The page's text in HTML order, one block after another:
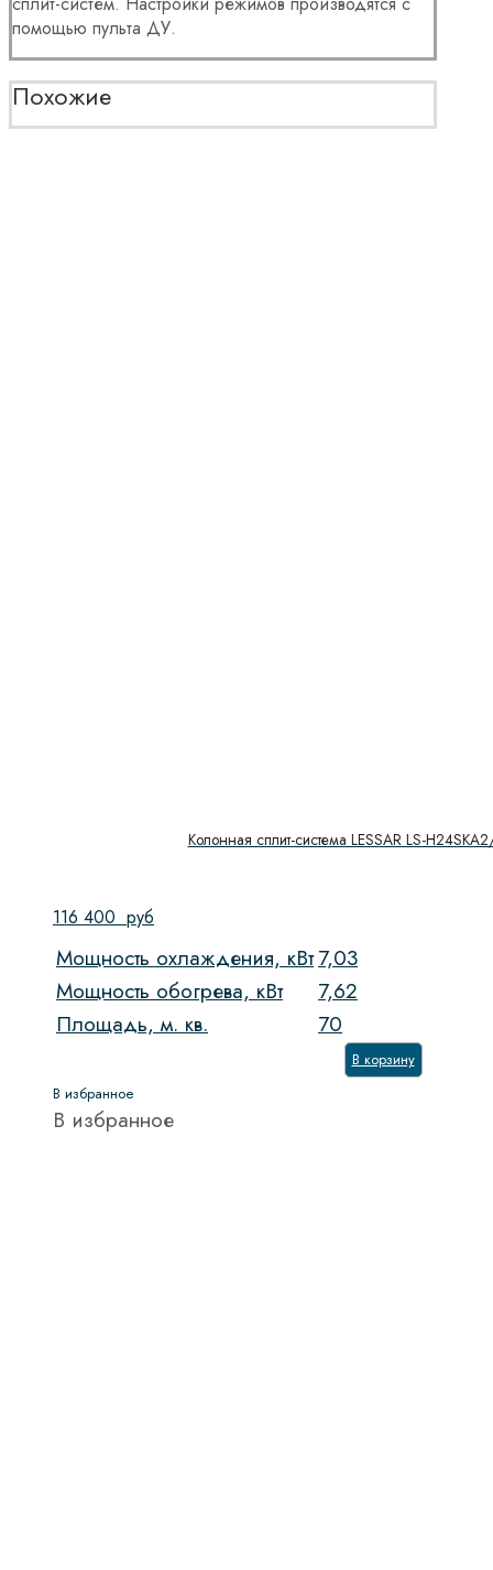
помощью пульта ДУ.
Похожие
Колонная сплит-система LESSAR LS-
116 400 руб
Мощность охлаждения, кВт7,03
Мощность обогрева, кВт
7,62
Площадь, м. кв.
70
В корзину
В избранное
В избранное